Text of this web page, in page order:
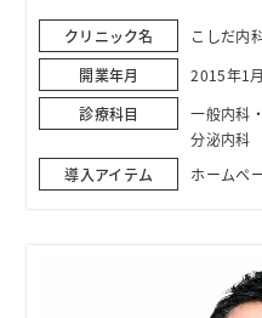
クリニック名
こしだ内
開業年月
2015年1月
診療科目
一般内科
分泌内科
導入アイテム
ホームペ